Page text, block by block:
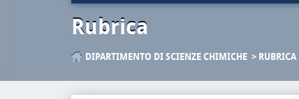
Rubrica
DIPARTIMENTO DI SCIENZE CHIMICHE RUBRICA